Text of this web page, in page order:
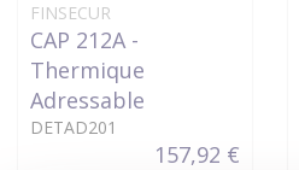
FINSECUR
CAP 212A -
Thermique
Adressable
DETAD201
157,92 €